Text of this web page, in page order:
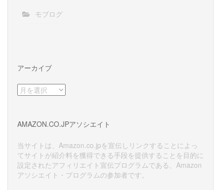
モブログ
アーカイブ
ア
ー
ブ
AMAZON.CO.JPアソシエイト
当サイトは、Amazon.co.jpを宣伝しリンクすることによっ
てサイトが紹介料を獲得できる手段を提供することを目的に
設定されたアフィリエイト宣伝プログラムである、Amazon
アソシエイト・プログラムの参加者です。